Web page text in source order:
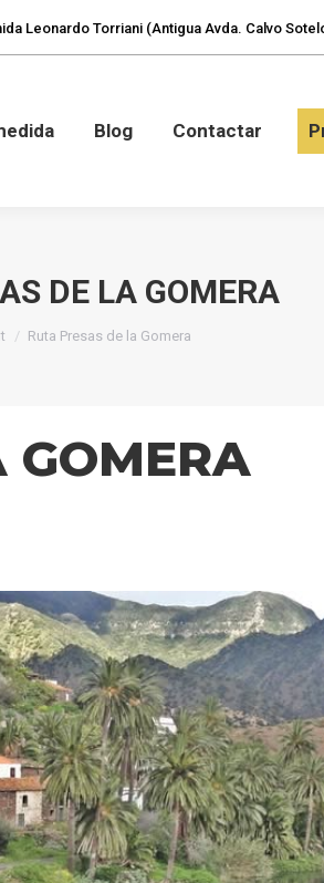
Leonardo Torriani (Antigua Avda. Calvo
Blog Contactar
DE LA GOMERA
Ruta Presas de la Gomera
GOMERA